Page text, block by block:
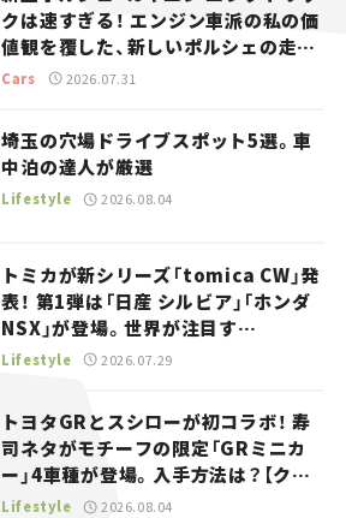
クは速すぎる！ エンジン車派の私の価
値観を覆した、新しいポルシェの走
り。
Cars 2026.07.31
埼玉の穴場ドライブスポット5選。車
中泊の達人が厳選
Lifestyle 2026.08.04
トミカが新シリーズ「tomica CW」発
表！ 第1弾は「日産 シルビア」「ホンダ
NSX」が登場。世界が注目す
る“JDM”に焦点【クルマとホビー】
Lifestyle 2026.07.29
トヨタGRとスシローが初コラボ！ 寿
司ネタがモチーフの限定「GRミニカ
ー」4車種が登場。入手方法は？【クル
マとホビー】
Lifestyle 2026.08.04